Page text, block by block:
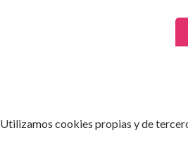
Utilizamos cookies propias y de